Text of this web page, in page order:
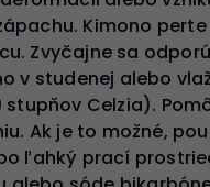
Kimono
Zvyčajne sa
v studenej alebo
Celzia).
Ak je to možné,
ľahký prací